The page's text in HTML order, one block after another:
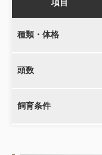
項目
種類・体格
頭数
飼育条件